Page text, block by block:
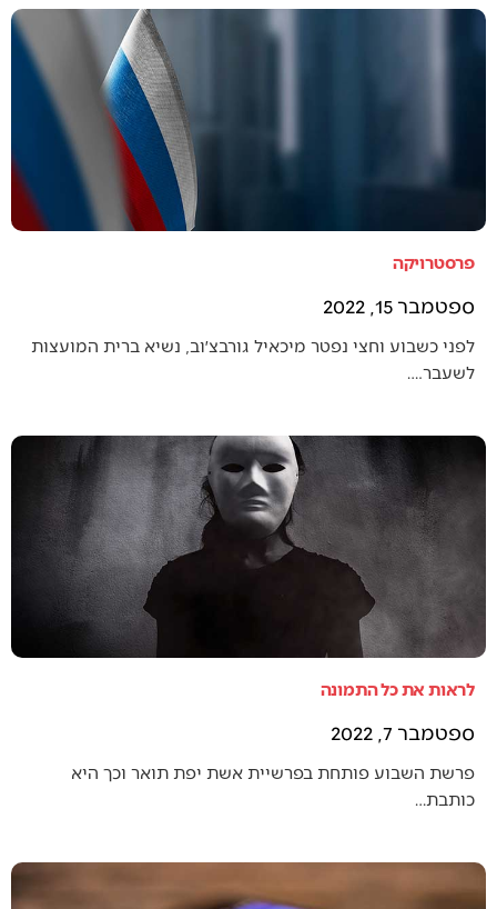
פרסטרויקה
ספטמבר 15, 2022
לפני כשבוע וחצי נפטר מיכאיל גורבצ׳וב, נשיא ברית המועצות
לשעבר.…
לראות את כל התמונה
ספטמבר 7, 2022
פרשת השבוע פותחת בפרשיית אשת יפת תואר וכך היא
כותבת…